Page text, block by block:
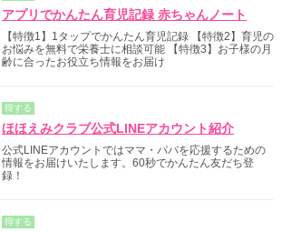
アプリでかんたん育児記録 赤ちゃんノート
【特徴1】1タップでかんたん育児記録 【特徴2】育児の
お悩みを無料で栄養士に相談可能 【特徴3】お子様の月
齢に合ったお役立ち情報をお届け
得する
ほほえみクラブ公式LINEアカウント紹介
公式LINEアカウントではママ・パパを応援するための
情報をお届けいたします。60秒でかんたん友だち登
録！
得する